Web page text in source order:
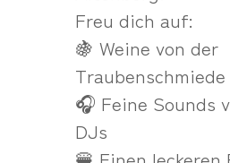
Freu dich auf:
🍇 Weine von der
Traubenschmiede
🎧 Feine Sounds
DJs